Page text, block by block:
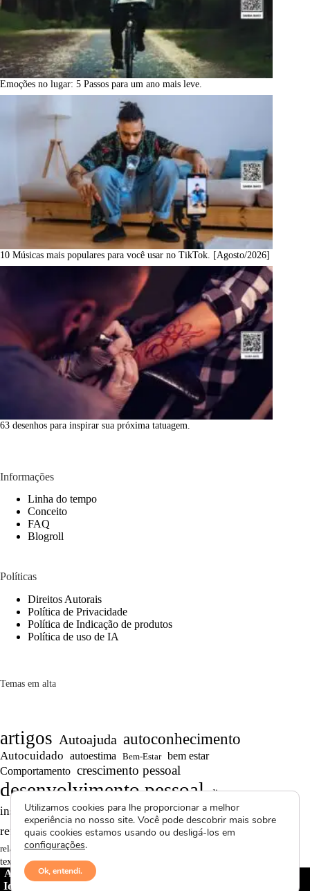
Emoções no lugar: 5 Passos para um ano mais leve.
10 Músicas mais populares para você usar no TikTok. [Agosto/2026]
63 desenhos para inspirar sua próxima tatuagem.
Informações
Linha do tempo
Conceito
FAQ
Blogroll
Políticas
Direitos Autorais
Política de Privacidade
Política de Indicação de produtos
Política de uso de IA
Temas em alta
artigos Autoajuda autoconhecimento
Autocuidado autoestima Bem-Estar bem estar
Comportamento crescimento pessoal
desenvolvimento pessoal dicas
inspiração Motivação produtividade Projetos autorais
reflexão Reflexões Reflexões de Vida
relacionamentos resiliência
textos curtos vídeos
Avctoris Copyright ©
Ideias
Utilizamos cookies para lhe proporcionar a melhor
experiência no nosso site. Você pode descobrir mais sobre
quais cookies estamos usando ou desligá-los em
configurações.
Ok, entendi.